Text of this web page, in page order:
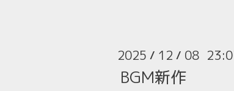
2025 / 12 / 08
BGM新作